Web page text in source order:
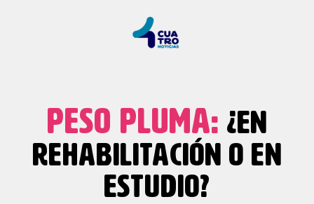
PESO PLUMA: ¿EN
REHABILITACIÓN O EN
ESTUDIO?